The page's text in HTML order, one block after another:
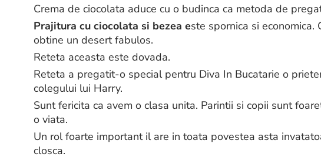
Crema de ciocolata aduce cu o budinca ca metoda de
Prajitura cu ciocolata si bezea este spornica si
obtine un desert fabulos.
Reteta aceasta este dovada.
Reteta a pregatit-o special pentru Diva In Bucatarie o
colegului lui Harry.
Sunt fericita ca avem o clasa unita. Parintii si copii sunt
o viata.
Un rol foarte important il are in toata povestea asta
closca.